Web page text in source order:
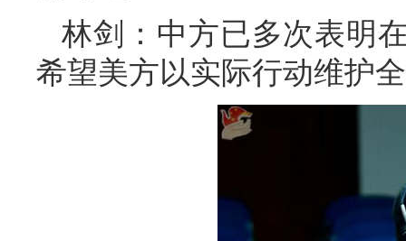
林剑：中方已多次表明
希望美方以实际行动维护